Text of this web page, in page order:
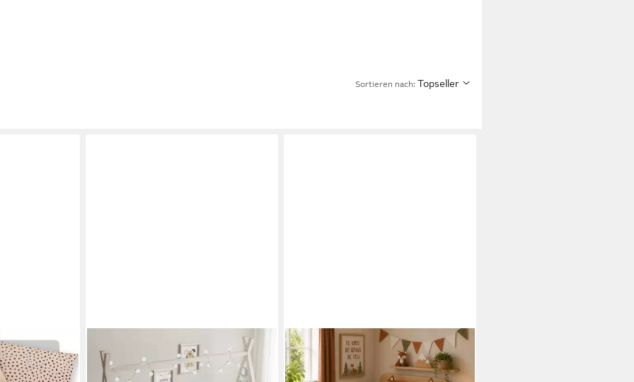
Sortieren nach: Topseller
2 teilig,
100%
Bettwäsche Kinderbettwäsche Reh
Tiere bedruckt Garnitur, 2 teilig
FAMILANDO
Kinderbettwäsche little Fox 135x200
80x80 cm Bettwäsche niedlicher